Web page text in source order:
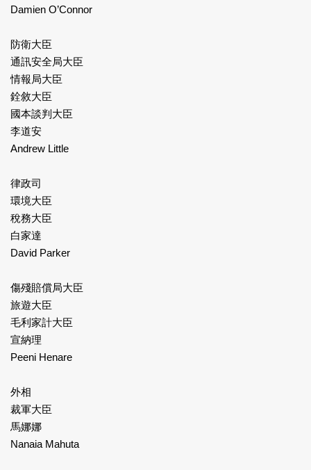
Damien O’Connor
防衛大臣
通訊安全局大臣
情報局大臣
銓敘大臣
國本談判大臣
李道安
Andrew Little
律政司
環境大臣
稅務大臣
白家達
David Parker
傷殘賠償局大臣
旅遊大臣
毛利家計大臣
宣納理
Peeni Henare
外相
裁軍大臣
馬娜娜
Nanaia Mahuta